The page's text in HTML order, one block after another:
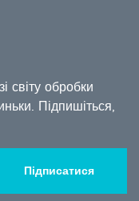
світу обробки
Підпишіться,
Підписатися